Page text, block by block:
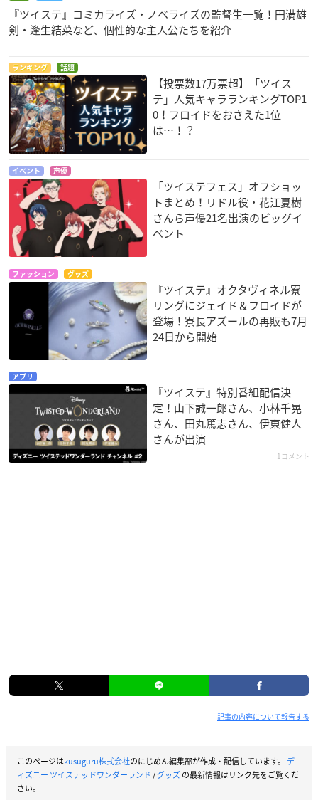
『ツイステ』コミカライズ・ノベライズの監督生一覧！円満雄
剣・逢生結菜など、個性的な主人公たちを紹介
ランキング 話題
【投票数17万票超】「ツイス
テ」人気キャラランキングTOP1
0！フロイドをおさえた1位
は…！？
イベント 声優
「ツイステフェス」オフショッ
トまとめ！リドル役・花江夏樹
さんら声優21名出演のビッグイ
ベント
ファッション グッズ
『ツイステ』オクタヴィネル寮
リングにジェイド＆フロイドが
登場！寮長アズールの再販も7月
24日から開始
アプリ
『ツイステ』特別番組配信決
定！山下誠一郎さん、小林千晃
さん、田丸篤志さん、伊東健人
さんが出演
1コメント
記事の内容について報告する
このページはkusuguru株式会社のにじめん編集部が作成・配信しています。 デ
ィズニー ツイステッドワンダーランド/グッズの最新情報はリンク先をご覧くだ
さい。